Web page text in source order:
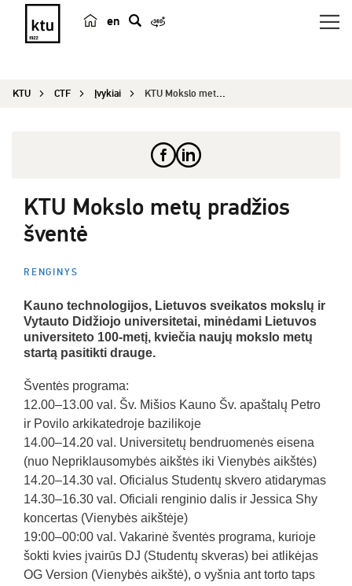
en
e
KTU CTF Įvykiai KTU Mokslo metų pradžios šventė
KTU Mokslo metų pradžios
šventė
RENGINYS
Kauno technologijos, Lietuvos sveikatos mokslų ir
Vytauto Didžiojo universitetai, minėdami Lietuvos
universiteto 100-metį, kviečia naujų mokslo metų
startą pasitikti drauge.
Šventės programa:
12.00–13.00 val. Šv. Mišios Kauno Šv. apaštalų Petro
ir Povilo arkikatedroje bazilikoje
14.00–14.20 val. Universitetų bendruomenės eisena
(nuo Nepriklausomybės aikštės iki Vienybės aikštės)
14.20–14.30 val. Oficialus Studentų skvero atidarymas
14.30–16.30 val. Oficiali renginio dalis ir Jessica Shy
koncertas (Vienybės aikštėje)
19:00–00:00 val. Vakarinė šventės programa, kurioje
šokti kvies įvairūs DJ (Studentų skveras) bei atlikėjas
OG Version (Vienybės aikštė), o vyšnia ant torto taps